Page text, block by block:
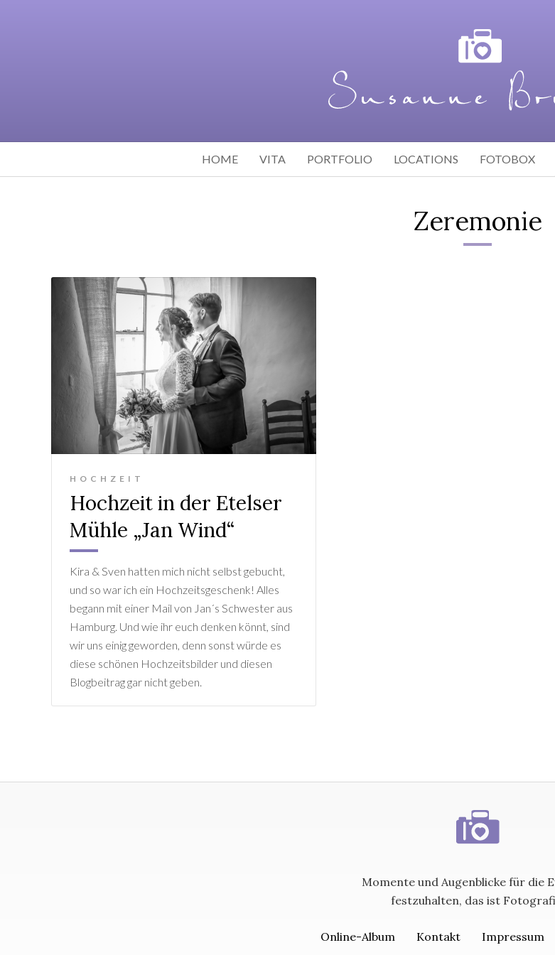
HOME VITA PORTFOLIO LOCATIONS FOTOBOX
Zeremonie
HOCHZEIT
Hochzeit in der Etelser
Mühle „Jan Wind“
Kira & Sven hatten mich nicht selbst gebucht,
und so war ich ein Hochzeitsgeschenk! Alles
begann mit einer Mail von Jan´s Schwester aus
Hamburg. Und wie ihr euch denken könnt, sind
wir uns einig geworden, denn sonst würde es
diese schönen Hochzeitsbilder und diesen
Blogbeitrag gar nicht geben.
Momente und Augenblicke für die
festzuhalten, das ist
Online-Album Kontakt Impressum